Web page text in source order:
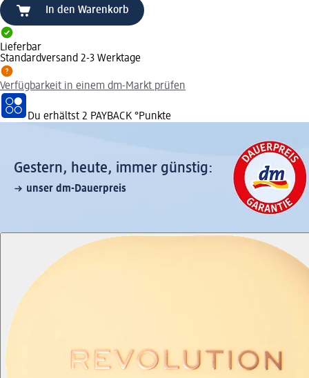
In den Warenkorb
Lieferbar
Standardversand 2-3 Werktage
Verfügbarkeit in einem dm-Markt prüfen
Du erhältst 2 PAYBACK °Punkte
Gestern, heute, immer günstig:
unser dm-Dauerpreis